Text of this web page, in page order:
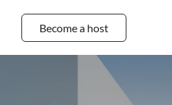
Become a host